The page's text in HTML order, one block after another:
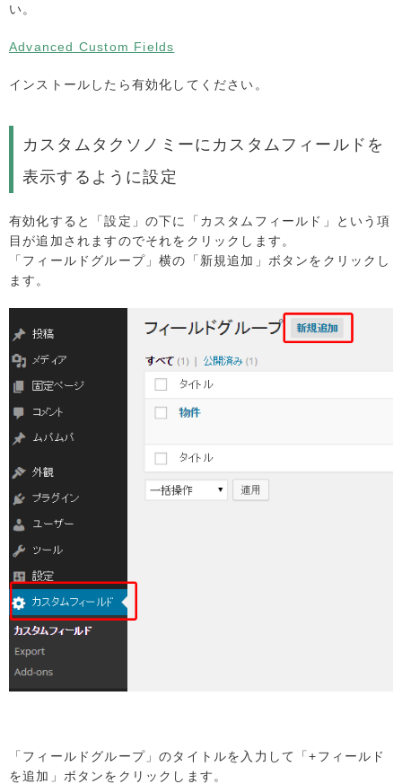
い。
Advanced Custom Fields
インストールしたら有効化してください。
カスタムタクソノミーにカスタムフィールドを
表示するように設定
有効化すると「設定」の下に「カスタムフィールド」という項
目が追加されますのでそれをクリックします。
「フィールドグループ」横の「新規追加」ボタンをクリックし
ます。
「フィールドグループ」のタイトルを入力して「+フィールド
を追加」ボタンをクリックします。